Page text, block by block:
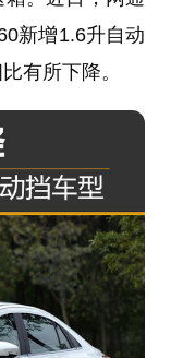
新增1.6升自动
有所下降。